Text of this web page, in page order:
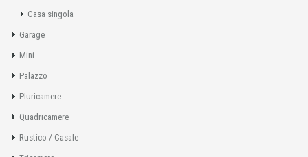
Casa singola
Garage
Mini
Palazzo
Pluricamere
Quadricamere
Rustico / Casale